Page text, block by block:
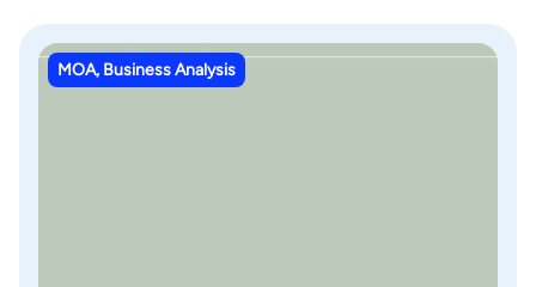
MOA, Business Analysis